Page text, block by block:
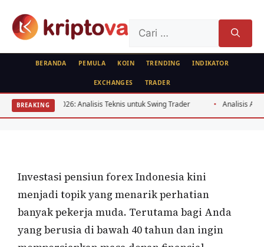
untuk:
BERANDA PEMULA KOIN TRENDING INDIKATOR
EXCHANGES TRADER
BREAKING
2026: Analisis Teknis untuk Swing Trader Analisis Arbitrase Bitcoin
Investasi Pensiun Forex Indonesia:
Strategi USD/IDR Usia <40
Investasi pensiun forex Indonesia kini
menjadi topik yang menarik perhatian
banyak pekerja muda. Terutama bagi Anda
yang berusia di bawah 40 tahun dan ingin